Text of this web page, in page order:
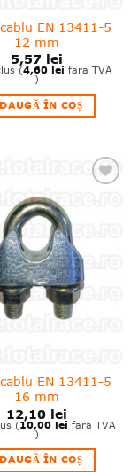
EN 13411-5
12 mm
5,57 lei
(4,60 lei fara TVA
)
ÎN COȘ
EN 13411-5
16 mm
12,10 lei
(10,00 lei fara TVA
)
ÎN COȘ